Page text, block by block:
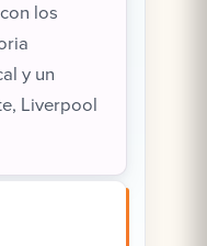
los
y un
Liverpool